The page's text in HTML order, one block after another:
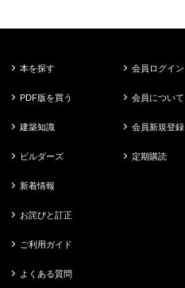
本を探す
PDF版を買う
建築知識
ビルダーズ
新着情報
お詫びと訂正
ご利用ガイド
よくある質問
会員ログイン
会員について
会員新規登録
定期購読